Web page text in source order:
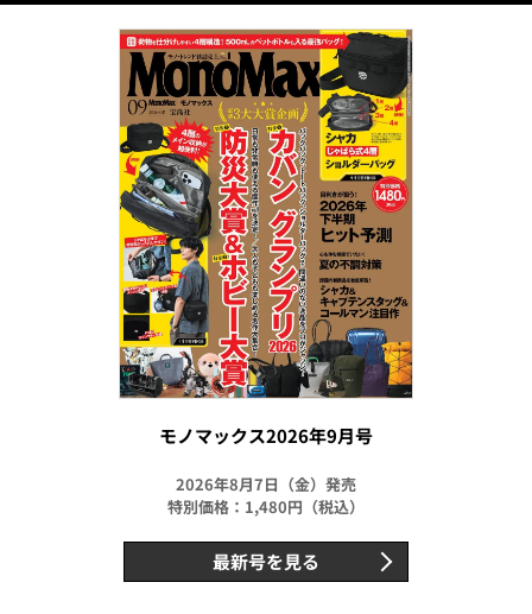
モノマックス2026年9月号
2026年8月7日（金）発売
特別価格：1,480円（税込）
最新号を見る